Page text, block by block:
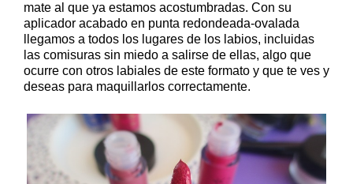
mate al que ya estamos acostumbradas. Con su
aplicador acabado en punta redondeada-ovalada
llegamos a todos los lugares de los labios, incluidas
las comisuras sin miedo a salirse de ellas, algo que
ocurre con otros labiales de este formato y que te ves y
deseas para maquillarlos correctamente.